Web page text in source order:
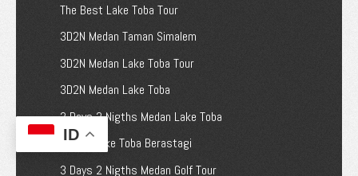
ID
The Best Lake Toba Tour
3D2N Medan Taman Simalem
3D2N Medan Lake Toba Tour
3D2N Medan Lake Toba
3 Days 2 Nigths Medan Lake Toba
Medan Lake Toba Berastagi
3 Days 2 Nigths Medan Golf Tour